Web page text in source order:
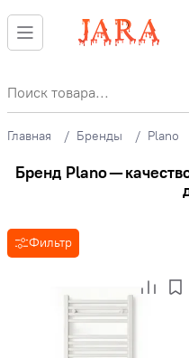
Главная Бренды Plano
Бренд Plano —
Фильтр